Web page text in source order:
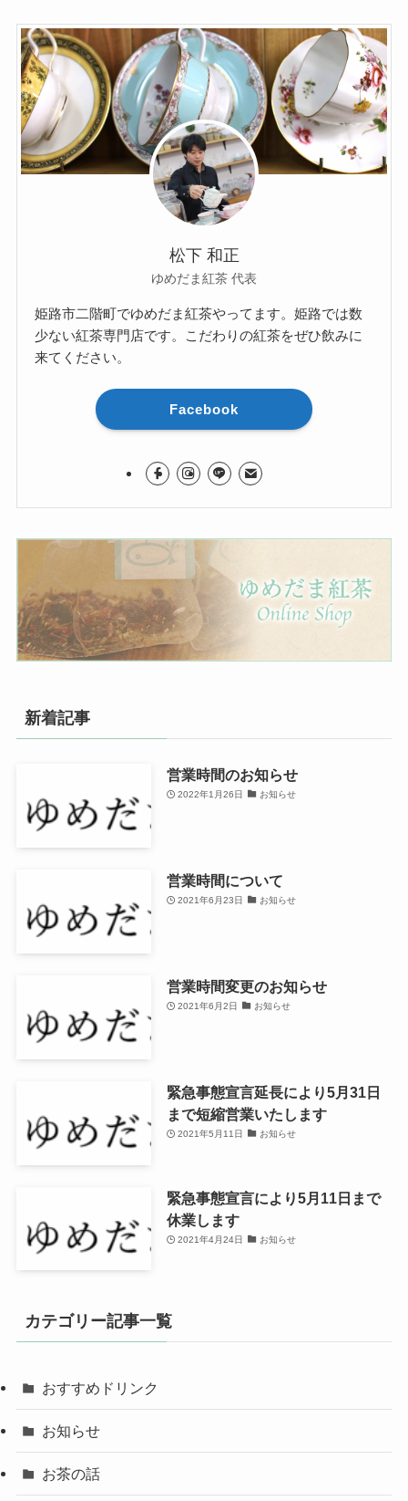
松下 和正
ゆめだま紅茶 代表
姫路市二階町でゆめだま紅茶やってます。姫路では数
少ない紅茶専門店です。こだわりの紅茶をぜひ飲みに
来てください。
Facebook
新着記事
営業時間のお知らせ
2022年1月26日 お知らせ
営業時間について
2021年6月23日 お知らせ
営業時間変更のお知らせ
2021年6月2日 お知らせ
緊急事態宣言延長により5月31日
まで短縮営業いたします
2021年5月11日 お知らせ
緊急事態宣言により5月11日まで
休業します
2021年4月24日 お知らせ
カテゴリー記事一覧
おすすめドリンク
お知らせ
お茶の話